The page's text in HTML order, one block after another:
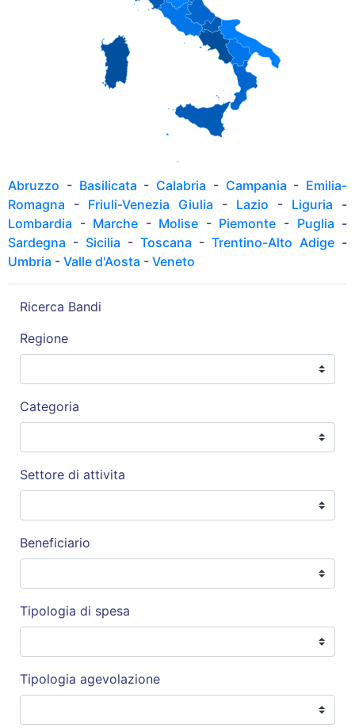
Abruzzo - Basilicata - Calabria - Campania - Emilia-
Romagna - Friuli-Venezia Giulia - Lazio - Liguria -
Lombardia - Marche - Molise - Piemonte - Puglia -
Sardegna - Sicilia - Toscana - Trentino-Alto Adige -
Umbria - Valle d'Aosta - Veneto
Ricerca Bandi
Regione
Categoria
Settore di attivita
Beneficiario
Tipologia di spesa
Tipologia agevolazione